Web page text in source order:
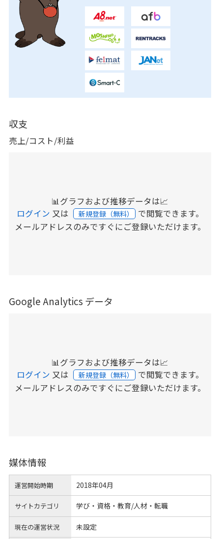
収支
売上/コスト/利益
📊グラフおよび推移データは📈
ログイン 又は 新規登録（無料） で閲覧できます。
メールアドレスのみですぐにご登録いただけます。
Google Analytics データ
📊グラフおよび推移データは📈
ログイン 又は 新規登録（無料） で閲覧できます。
メールアドレスのみですぐにご登録いただけます。
媒体情報
運営開始時期 2018年04月
サイトカテゴリ 学び・資格・教育/人材・転職
現在の運営状況 未設定